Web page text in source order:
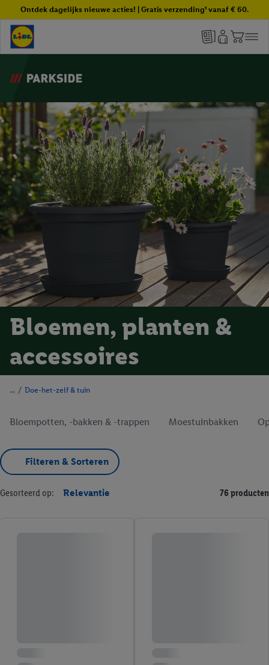
Ontdek dagelijks nieuwe acties! | Gratis verzending¹ vanaf € 60.
Bloemen, planten &
accessoires
/ Doe-het-zelf & tuin
Bloempotten, -bakken & -trappen Moestuinbakken
Filteren & Sorteren
Gesorteerd op: Relevantie 76 producten